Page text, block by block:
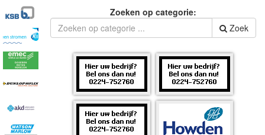
Zoeken op categorie:
Zoek